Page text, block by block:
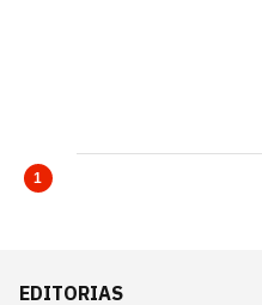
1
EDITORIAS